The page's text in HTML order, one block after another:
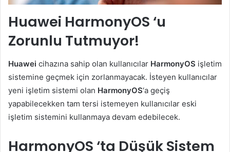
Huawei HarmonyOS ‘u
Zorunlu Tutmuyor!
Huawei cihazına sahip olan kullanıcılar HarmonyOS işletim
sistemine geçmek için zorlanmayacak. İsteyen kullanıcılar
yeni işletim sistemi olan HarmonyOS‘a geçiş
yapabilecekken tam tersi istemeyen kullanıcılar eski
işletim sistemini kullanmaya devam edebilecek.
HarmonyOS ‘ta Düşük Sistem